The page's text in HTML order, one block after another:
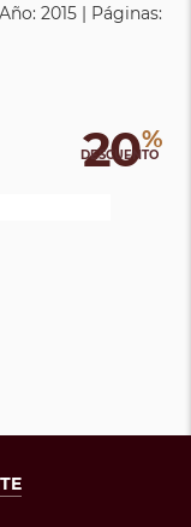
2015 | Páginas:
20%
DESCUENTO